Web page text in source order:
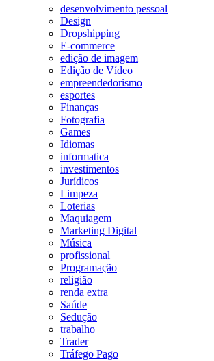
desenvolvimento pessoal
Design
Dropshipping
E-commerce
edição de imagem
Edição de Vídeo
empreendedorismo
esportes
Finanças
Fotografia
Games
Idiomas
informatica
investimentos
Jurídicos
Limpeza
Loterias
Maquiagem
Marketing Digital
Música
profissional
Programação
religião
renda extra
Saúde
Sedução
trabalho
Trader
Tráfego Pago